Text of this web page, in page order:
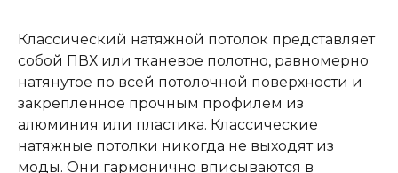
Классический натяжной потолок представляет
собой ПВХ или тканевое полотно, равномерно
натянутое по всей потолочной поверхности и
закрепленное прочным профилем из
алюминия или пластика. Классические
натяжные потолки никогда не выходят из
моды. Они гармонично вписываются в